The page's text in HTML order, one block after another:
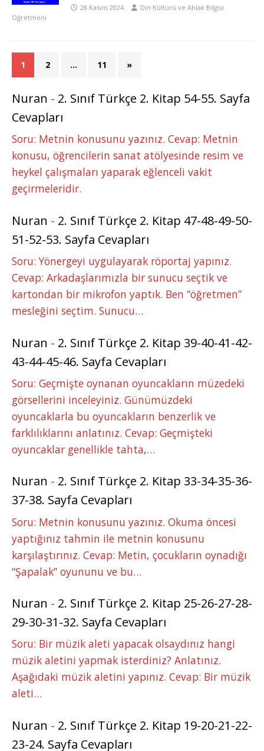
28 Kasım 2024
Din Kültürü ve Ahlak Bilgisi
Öğretmeni
1 2 … 11 »
Nuran - 2. Sınıf Türkçe 2. Kitap 54-55. Sayfa
Cevapları
Soru: Metnin konusunu yazınız. Cevap: Metnin
konusu, öğrencilerin sanat atölyesinde resim ve
heykel çalışmaları yaparak eğlenceli vakit
geçirmeleridir.
Nuran - 2. Sınıf Türkçe 2. Kitap 47-48-49-50-
51-52-53. Sayfa Cevapları
Soru: Yönergeyi uygulayarak röportaj yapınız.
Cevap: Arkadaşlarımızla bir sunucu seçtik ve
kartondan bir mikrofon yaptık. Ben “öğretmen”
mesleğini seçtim. Sunucu…
Nuran - 2. Sınıf Türkçe 2. Kitap 39-40-41-42-
43-44-45-46. Sayfa Cevapları
Soru: Geçmişte oynanan oyuncakların müzedeki
görsellerini inceleyiniz. Günümüzdeki
oyuncaklarla bu oyuncakların benzerlik ve
farklılıklarını anlatınız. Cevap: Geçmişteki
oyuncaklar genellikle tahta,…
Nuran - 2. Sınıf Türkçe 2. Kitap 33-34-35-36-
37-38. Sayfa Cevapları
Soru: Metnin konusunu yazınız. Okuma öncesi
yaptığınız tahmin ile metnin konusunu
karşılaştırınız. Cevap: Metin, çocukların oynadığı
“Şapalak” oyununu ve bu…
Nuran - 2. Sınıf Türkçe 2. Kitap 25-26-27-28-
29-30-31-32. Sayfa Cevapları
Soru: Bir müzik aleti yapacak olsaydınız hangi
müzik aletini yapmak isterdiniz? Anlatınız.
Aşağıdaki müzik aletini yapınız. Cevap: Bir müzik
aleti…
Nuran - 2. Sınıf Türkçe 2. Kitap 19-20-21-22-
23-24. Sayfa Cevapları